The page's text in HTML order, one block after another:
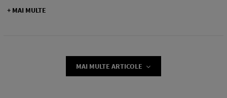
+ MAI MULTE
MAI MULTE ARTICOLE